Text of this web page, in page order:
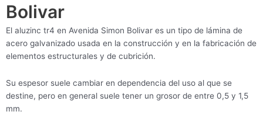
Bolivar
El aluzinc tr4 en Avenida Simon Bolivar es un tipo de lámina de
acero galvanizado usada en la construcción y en la fabricación de
elementos estructurales y de cubrición.
Su espesor suele cambiar en dependencia del uso al que se
destine, pero en general suele tener un grosor de entre 0,5 y 1,5
mm.